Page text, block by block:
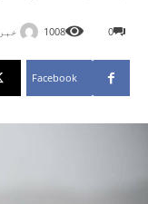
0
1008
Facebook